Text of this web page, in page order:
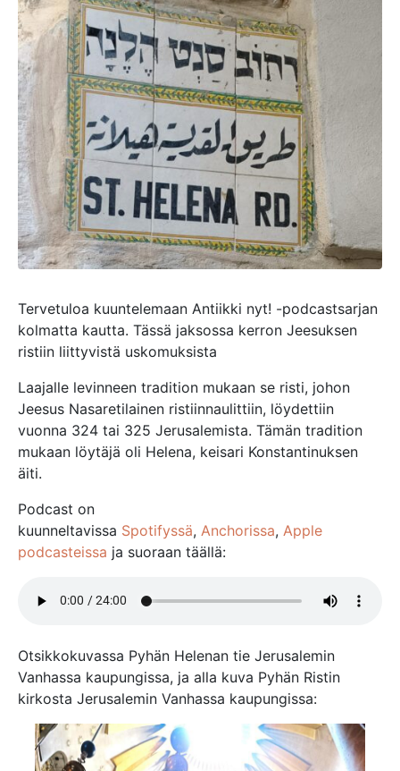
Tervetuloa kuuntelemaan Antiikki nyt! -podcastsarjan
kolmatta kautta. Tässä jaksossa kerron Jeesuksen
ristiin liittyvistä uskomuksista
Laajalle levinneen tradition mukaan se risti, johon
Jeesus Nasaretilainen ristiinnaulittiin, löydettiin
vuonna 324 tai 325 Jerusalemista. Tämän tradition
mukaan löytäjä oli Helena, keisari Konstantinuksen
äiti.
Podcast on
kuunneltavissa Spotifyssä, Anchorissa, Apple
podcasteissa ja suoraan täällä:
Otsikkokuvassa Pyhän Helenan tie Jerusalemin
Vanhassa kaupungissa, ja alla kuva Pyhän Ristin
kirkosta Jerusalemin Vanhassa kaupungissa: